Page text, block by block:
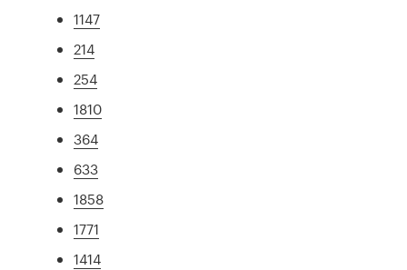
1147
214
254
1810
364
633
1858
1771
1414